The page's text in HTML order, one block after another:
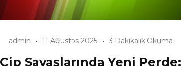
admin 11 Ağustos 2025 3 Dakikalık Okuma
Çip Savaşlarında Yeni Perde: